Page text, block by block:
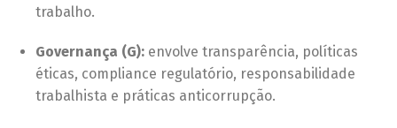
trabalho.
Governança (G): envolve transparência, políticas
éticas, compliance regulatório, responsabilidade
trabalhista e práticas anticorrupção.